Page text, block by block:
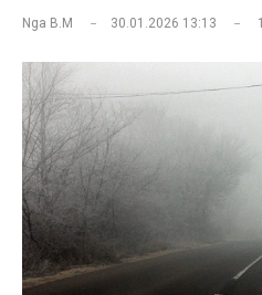
Nga B.M 30.01.2026 13:13